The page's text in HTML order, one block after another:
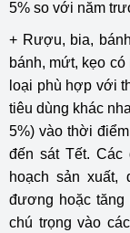
5% so với năm
+ Rượu, bia,
bánh, mứt, kẹo
loại phù hợp với
tiêu dùng khác
5%) vào thời
đến sát Tết. Các
hoạch sản
đương hoặc
chú trọng vào